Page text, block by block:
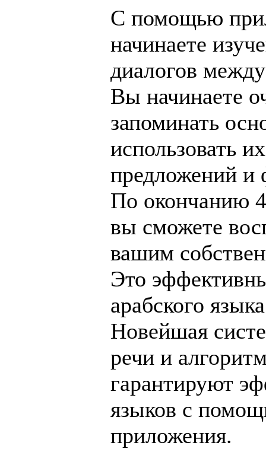
С помощью
начинаете
диалогов
Вы начинаете
запоминать
использовать
предложений и
По окончанию
вы сможете
вашим
Это
арабского
Новейшая
речи и
гарантируют
языков с
приложения.